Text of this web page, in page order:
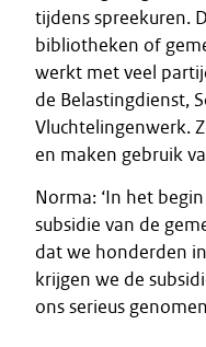
tijdens spreekuren.
bibliotheken of
werkt met veel
de Belastingdienst,
Vluchtelingenwerk.
en maken gebruik
Norma: ‘In het
subsidie van de
dat we honderden
krijgen we de
ons serieus